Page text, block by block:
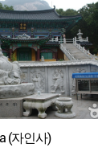
(자인사)